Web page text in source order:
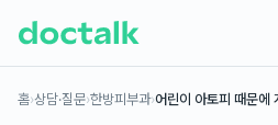
홈›상담·질문›한방피부과›어린이 아토피 때문에